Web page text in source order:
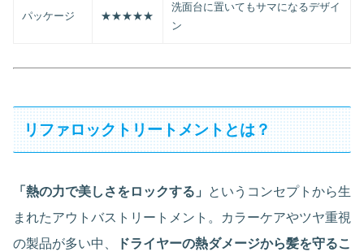
パッケージ ★★★★★
洗面台に置いてもサマになるデザイ
ン
リファロックトリートメントとは？
「熱の力で美しさをロックする」
というコンセプトから生
まれたアウトバストリートメント。カラーケアやツヤ重視
の製品が多い中、
ドライヤーの熱ダメージから髪を守るこ